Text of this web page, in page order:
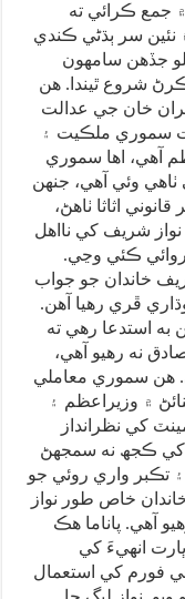
۾ جمع ڪرائي ته
سر ٻڌڻي ڪندي
جڏهن سامهون
شروع ٿيندا. هن
خان جي عدالت
سموري ملڪيت ۽
آهي، اها سموري
ٺاهي وئي آهي، جنهن
اثاثا ٺاهڻ،
شريف کي نااهل
ڪئي وڃي.
خاندان جو جواب
ڦري رهيا آهن.
استدعا رهي ته
نه رهيو آهي،
هن سموري معاملي
۾ وزيراعظم ۽
کي نظرانداز
کي ڪجھ نه سمجهڻ
تڪبر واري روئي جو
خاص طور نواز
آهي. پاناما هڪ
انهيءَ کي
جي فورم کي استعمال